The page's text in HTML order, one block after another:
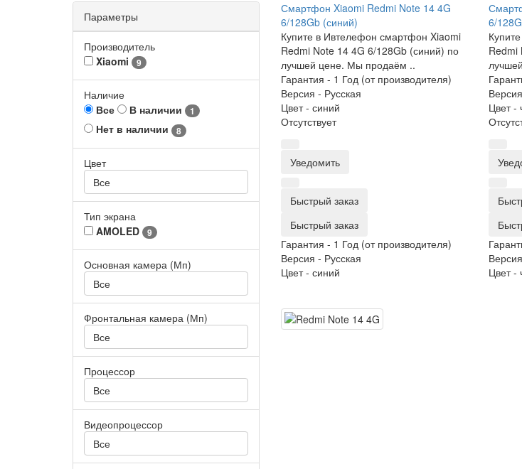
Параметры
Производитель
Xiaomi
9
Наличие
Все
В наличии 1
Нет в наличии 8
Цвет
Все
Тип экрана
AMOLED
9
Основная камера (Мп)
Все
Фронтальная камера (Мп)
Все
Процессор
Все
Видеопроцессор
Все
Смартфон Xiaomi Redmi Note 14 4G
6/128Gb (синий)
Купите в Ивтелефон смартфон Xiaomi
Redmi Note 14 4G 6/128Gb (синий) по
лучшей цене. Мы продаём ..
Гарантия - 1 Год (от производителя)
Версия - Русская
Цвет - синий
Отсутствует
Уведомить
Быстрый заказ
Быстрый заказ
Гарантия - 1 Год (от производителя)
Версия - Русская
Цвет - синий
6/
Redmi
Цвет -
Цвет -